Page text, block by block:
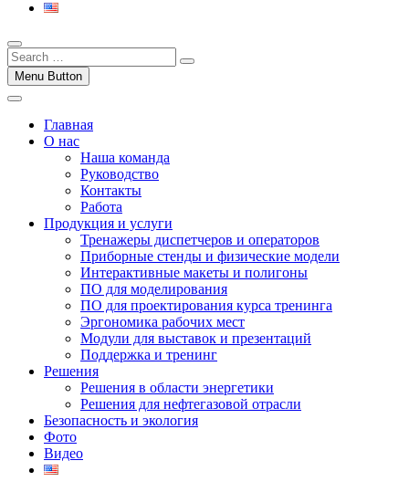
Menu Button
Главная
О нас
Наша команда
Руководство
Контакты
Работа
Продукция и услуги
Тренажеры диспетчеров и операторов
Приборные стенды и физические модели
Интерактивные макеты и полигоны
ПО для моделирования
ПО для проектирования курса тренинга
Эргономика рабочих мест
Модули для выставок и презентаций
Поддержка и тренинг
Решения
Решения в области энергетики
Решения для нефтегазовой отрасли
Безопасность и экология
Фото
Видео